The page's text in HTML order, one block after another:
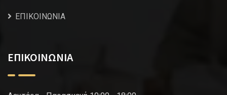
ΕΠΙΚΟΙΝΩΝΙΑ
ΕΠΙΚΟΙΝΩΝΙΑ